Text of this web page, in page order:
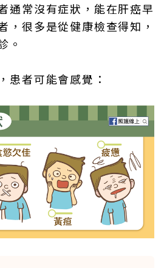
通常沒有症狀，能在肝癌早
，很多是從健康檢查得知，
。
患者可能會感覺：